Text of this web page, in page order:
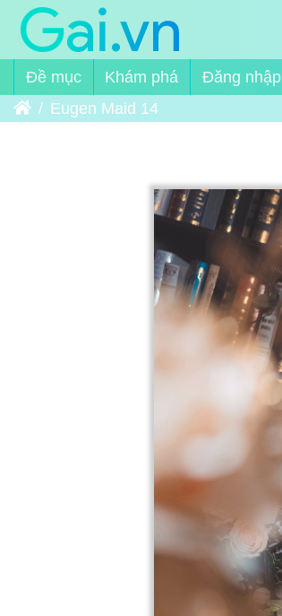
Đề mục Khám phá
Đăng nhập
Trang chủEugen Maid 14